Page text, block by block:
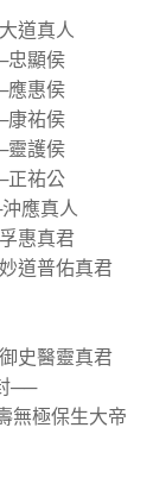
道真人
忠顯侯
應惠侯
康祐侯
靈護侯
正祐公
應真人
惠真君
道普佑真君
史醫靈真君
──
無極保生大帝